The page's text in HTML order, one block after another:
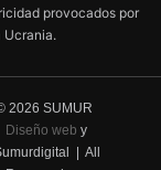
provocados por
Ucrania.
2026 SUMUR
Diseño web y
| All